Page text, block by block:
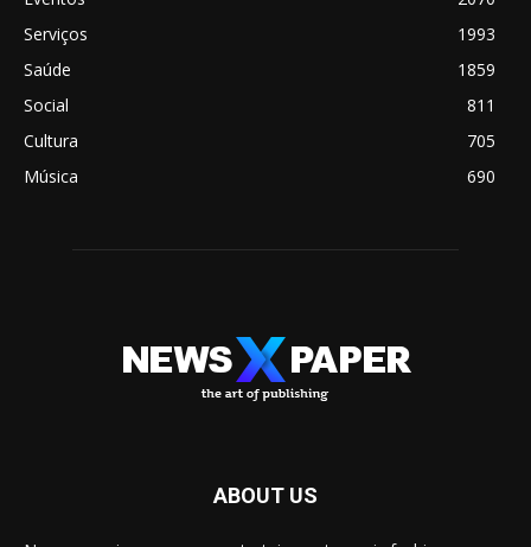
Serviços
1993
Saúde
1859
Social
811
Cultura
705
Música
690
ABOUT US